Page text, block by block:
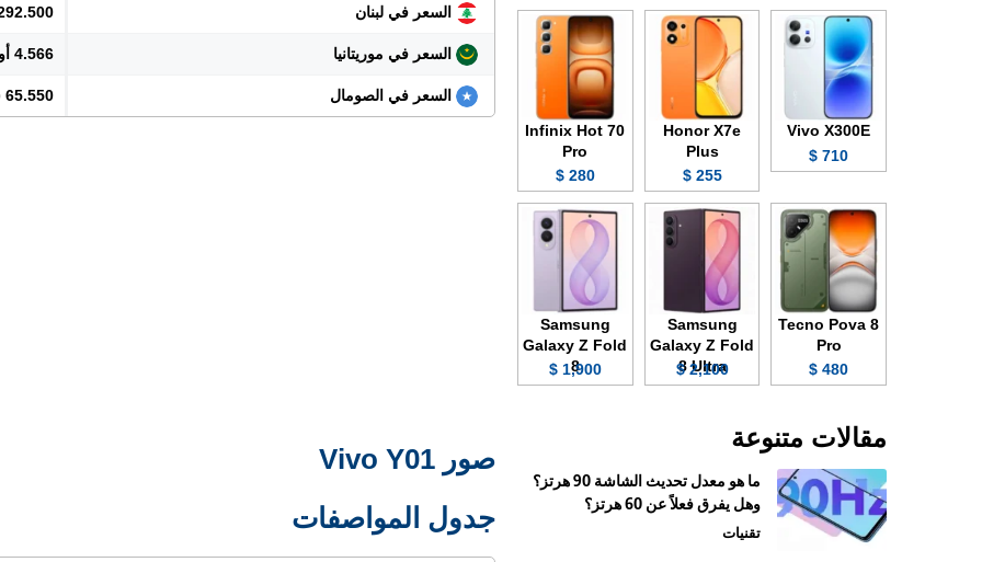
السعر في لبنان
السعر في موريتانيا 4.566 أوقية
السعر في الصومال 65.550 شلن
صور Vivo Y01
جدول المواصفات
Vivo X300E
710 $
Honor X7e
Plus
255 $
Infinix Hot 70
Pro
280 $
Tecno Pova 8
Pro
480 $
Samsung
Galaxy Z Fold
8 Ultra
2,100 $
Samsung
Galaxy Z Fold
8
1,900 $
مقالات متنوعة
ما هو معدل تحديث الشاشة 90 هرتز؟
وهل يفرق فعلاً عن 60 هرتز؟
تقنيات